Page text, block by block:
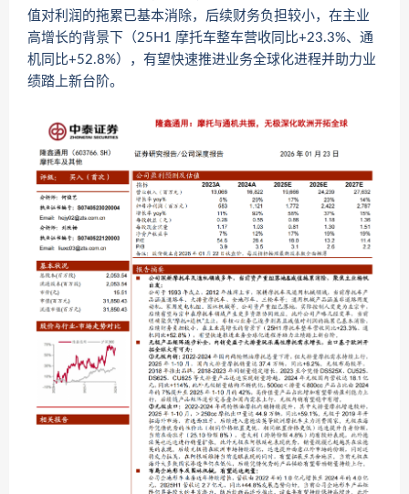
值对利润的拖累已基本消除，后续财务负担较小，在主业
高增长的背景下（25H1 摩托车整车营收同比+23.3%、通
机同比+52.8%），有望快速推进业务全球化进程并助力业
绩踏上新台阶。